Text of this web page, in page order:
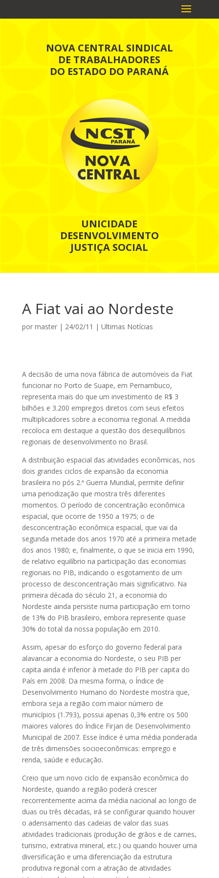
NOVA CENTRAL SINDICAL
DE TRABALHADORES
DO ESTADO DO PARANÁ
UNICIDADE
DESENVOLVIMENTO
JUSTIÇA SOCIAL
A Fiat vai ao Nordeste
por master| 24/02/11 | Ultimas Notícias
A decisão de uma nova fábrica de automóveis da Fiat
funcionar no Porto de Suape, em Pernambuco,
representa mais do que um investimento de R$ 3
bilhões e 3.200 empregos diretos com seus efeitos
multiplicadores sobre a economia regional. A medida
recoloca em destaque a questão dos desequilíbrios
regionais de desenvolvimento no Brasil.
A distribuição espacial das atividades econômicas, nos
dois grandes ciclos de expansão da economia
brasileira no pós 2.ª Guerra Mundial, permite definir
uma periodização que mostra três diferentes
momentos. O período de concentração econômica
espacial, que ocorre de 1950 a 1975; o de
desconcentração econômica espacial, que vai da
segunda metade dos anos 1970 até a primeira metade
dos anos 1980; e, finalmente, o que se inicia em 1990,
de relativo equilíbrio na participação das economias
regionais no PIB, indicando o esgotamento de um
processo de desconcentração mais significativo. Na
primeira década do século 21, a economia do
Nordeste ainda persiste numa participação em torno
de 13% do PIB brasileiro, embora represente quase
30% do total da nossa população em 2010.
Assim, apesar do esforço do governo federal para
alavancar a economia do Nordeste, o seu PIB per
capita ainda é inferior à metade do PIB per capita do
País em 2008. Da mesma forma, o Índice de
Desenvolvimento Humano do Nordeste mostra que,
embora seja a região com maior número de
municípios (1.793), possui apenas 0,3% entre os 500
maiores valores do Índice Firjan de Desenvolvimento
Municipal de 2007. Esse índice é uma média ponderada
de três dimensões socioeconômicas: emprego e
renda, saúde e educação.
Creio que um novo ciclo de expansão econômica do
Nordeste, quando a região poderá crescer
recorrentemente acima da média nacional ao longo de
duas ou três décadas, irá se configurar quando houver
o adensamento das cadeias de valor das suas
atividades tradicionais (produção de grãos e de carnes,
turismo, extrativa mineral, etc.) ou quando houver uma
diversificação e uma diferenciação da estrutura
produtiva regional com a atração de atividades